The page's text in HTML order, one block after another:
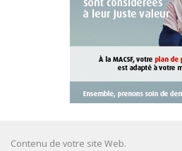
Contenu de votre site Web.